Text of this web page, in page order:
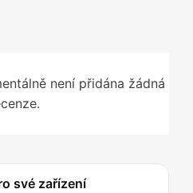
není přidána žádná
své zařízení